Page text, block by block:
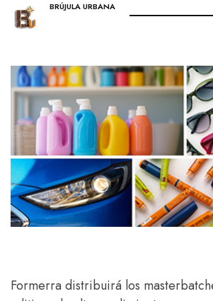
BRÚJULA URBANA
Formerra distribuirá los